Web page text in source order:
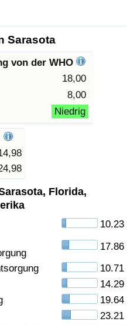
Sarasota
von der WHO
18,00
8,00
Niedrig
Florida,
10.23
17.86
10.71
14.29
19.64
23.21
Land
(aktuell)